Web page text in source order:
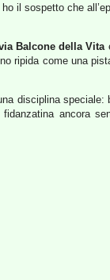
il sospetto che
Balcone della Vita
ripida come una
disciplina
ancora